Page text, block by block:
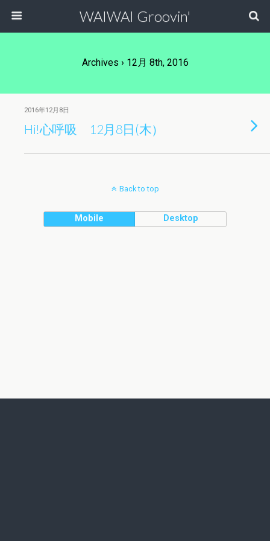
WAIWAI Groovin'
Archives › 12月 8th, 2016
2016年12月8日
Hi!心呼吸 12月8日(木）
Back to top
Mobile Desktop